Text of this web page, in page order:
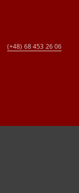
(+48) 68 453 26 06